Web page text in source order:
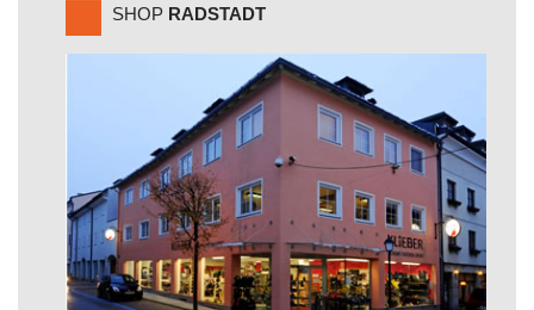
SHOP RADSTADT